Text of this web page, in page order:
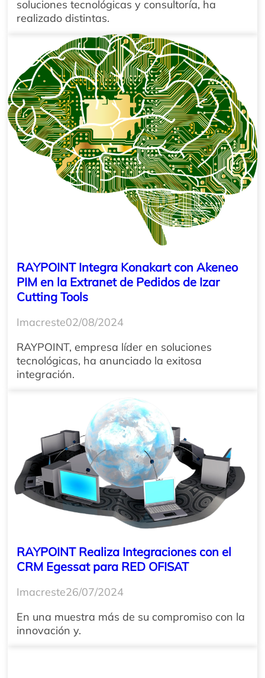
soluciones tecnológicas y consultoría, ha
realizado distintas.
RAYPOINT Integra Konakart con Akeneo
PIM en la Extranet de Pedidos de Izar
Cutting Tools
Imacreste02/08/2024
RAYPOINT, empresa líder en soluciones
tecnológicas, ha anunciado la exitosa
integración.
RAYPOINT Realiza Integraciones con el
CRM Egessat para RED OFISAT
Imacreste26/07/2024
En una muestra más de su compromiso con la
innovación y.